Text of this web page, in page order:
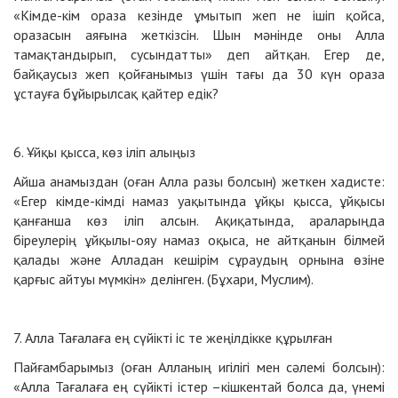
«Кімде-кім ораза кезінде ұмытып жеп не ішіп қойса,
оразасын аяғына жеткізсін. Шын мәнінде оны Алла
тамақтандырып, сусындатты» деп айтқан. Егер де,
байқаусыз жеп қойғанымыз үшін тағы да 30 күн ораза
ұстауға бұйырылсақ қайтер едік?
6. Ұйқы қысса, көз іліп алыңыз
Айша анамыздан (оған Алла разы болсын) жеткен хадисте:
«Егер кімде-кімді намаз уақытында ұйқы қысса, ұйқысы
қанғанша көз іліп алсын. Ақиқатында, араларыңда
біреулерің ұйқылы-ояу намаз оқыса, не айтқанын білмей
қалады және Алладан кешірім сұраудың орнына өзіне
қарғыс айтуы мүмкін» делінген. (Бұхари, Муслим).
7. Алла Тағалаға ең сүйікті іс те жеңілдікке құрылған
Пайғамбарымыз (оған Алланың игілігі мен сәлемі болсын):
«Алла Тағалаға ең сүйікті істер –кішкентай болса да, үнемі